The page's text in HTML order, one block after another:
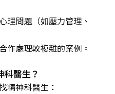
理問題（如壓力管理、
作處理較複雜的案例。
科醫生？
精神科醫生：